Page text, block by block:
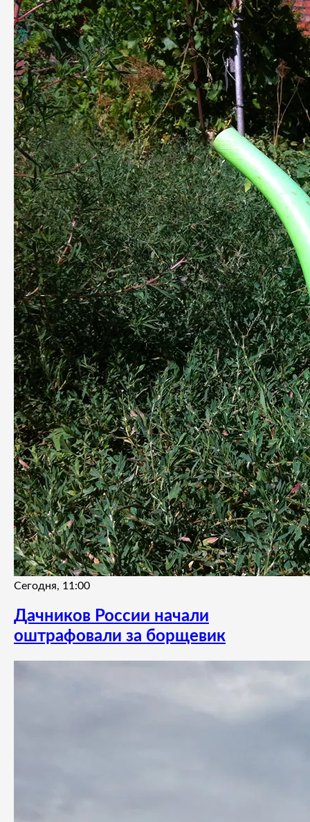
Сегодня, 11:00
Дачников России начали
оштрафовали за борщевик